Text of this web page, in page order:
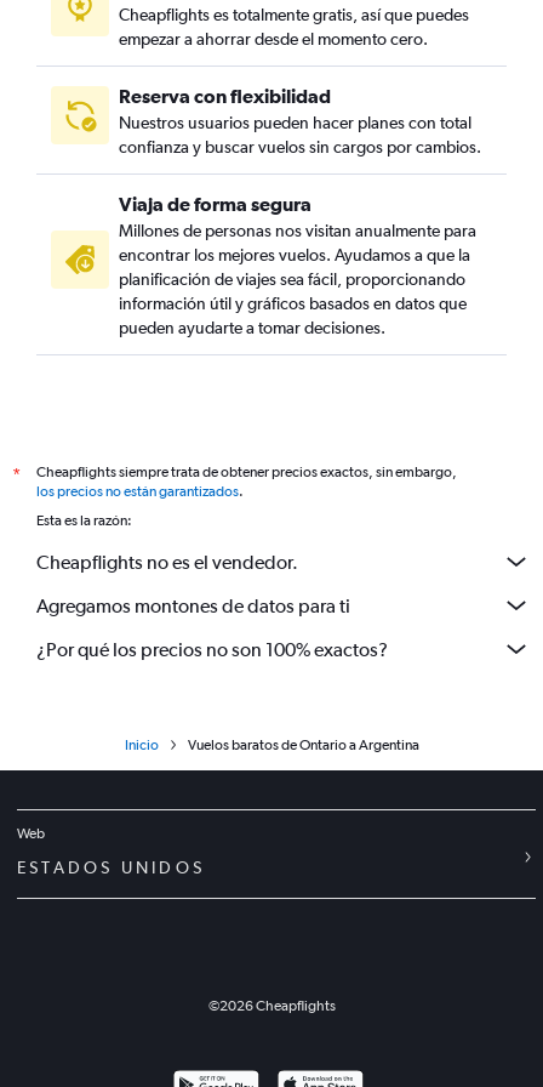
Cheapflights es totalmente gratis, así que puedes
empezar a ahorrar desde el momento cero.
Reserva con flexibilidad
Nuestros usuarios pueden hacer planes con total
confianza y buscar vuelos sin cargos por cambios.
Viaja de forma segura
Millones de personas nos visitan anualmente para
encontrar los mejores vuelos. Ayudamos a que la
planificación de viajes sea fácil, proporcionando
información útil y gráficos basados en datos que
pueden ayudarte a tomar decisiones.
*
Cheapflights siempre trata de obtener precios exactos, sin embargo,
los precios no están garantizados.
Esta es la razón:
Cheapflights no es el vendedor.
Agregamos montones de datos para ti
¿Por qué los precios no son 100% exactos?
Inicio Vuelos baratos de Ontario a Argentina
Web
ESTADOS UNIDOS
©2026Cheapflights